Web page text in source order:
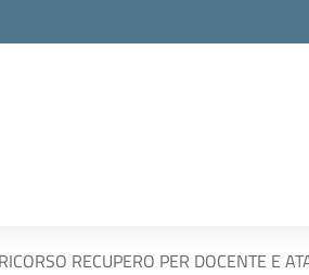
RECUPERO PER DOCENTE E